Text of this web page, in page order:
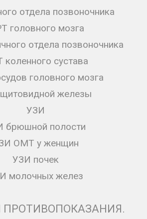
отдела позвоночника
головного мозга
отдела позвоночника
сустава
головного мозга
железы
УЗИ
брюшной полости
ОМТ у женщин
УЗИ почек
молочных желез